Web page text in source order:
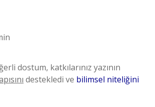
dostum, katkılarınız yazının
destekledi ve bilimsel niteliğini